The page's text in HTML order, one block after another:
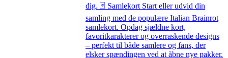
dig. 🃏 Samlekort Start eller udvid din
samling med de populære Italian Brainrot
samlekort. Opdag sjældne kort,
favoritkarakterer og overraskende designs
– perfekt til både samlere og fans, der
elsker spændingen ved at åbne nye pakker.